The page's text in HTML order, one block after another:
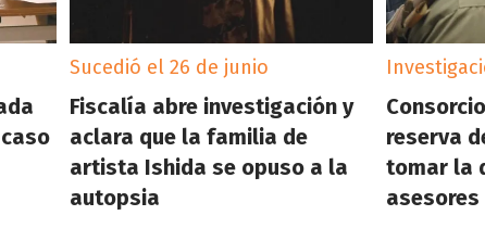
Sucedió el 26 de junio
Fiscalía abre investigación y
aclara que la familia de
artista Ishida se opuso a la
autopsia
reserva
tomar la